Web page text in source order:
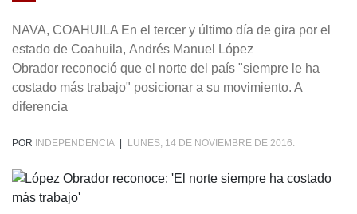
NAVA, COAHUILA En el tercer y último día de gira por el
estado de Coahuila, Andrés Manuel López
Obrador reconoció que el norte del país "siempre le ha
costado más trabajo" posicionar a su movimiento. A
diferencia
POR INDEPENDENCIA LUNES, 14 DE NOVIEMBRE DE 2016.